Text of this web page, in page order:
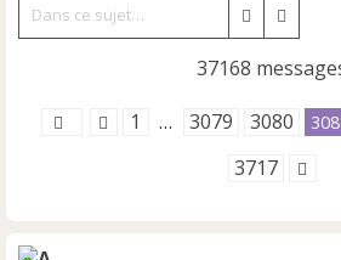
Rechercher
37168
1 … 3079 3080
3717